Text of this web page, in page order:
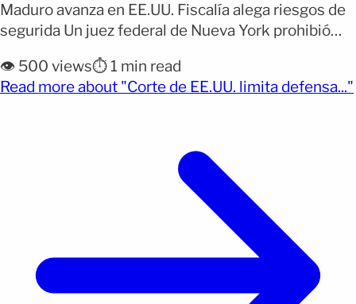
Maduro avanza en EE.UU. Fiscalía alega riesgos de
segurida Un juez federal de Nueva York prohibió
pruebas con coacusados no detenidos. La decisión
afecta directamente a figuras como Diosdado
👁️ 500 views⏱️ 1 min read
Read more about "Corte de EE.UU. limita defensa..."